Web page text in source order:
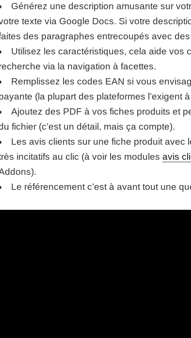
Générez une description amusante sur
texte via Google Docs. Si votre
des paragraphes entrecoupés avec
Utilisez les caractéristiques, cela aide vos
via la navigation à facettes.
Remplissez les codes EAN si vous
(la plupart des plateformes l’exigent
Ajoutez des PDF à vos fiches produits et
fichier (c’est un détail, mais ça compte).
Les avis clients sur une fiche produit avec
incitatifs au clic (à voir les modulesavis
Le référencement c’est à avant tout une